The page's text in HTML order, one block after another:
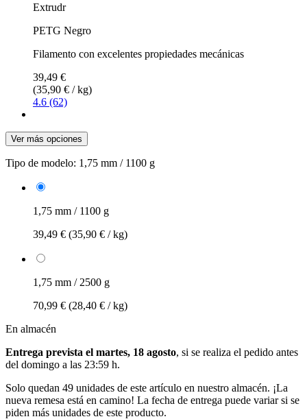
Extrudr
PETG Negro
Filamento con excelentes propiedades mecánicas
39,49 €
(35,90 € / kg)
4.6 (62)
Ver más opciones
Tipo de modelo: 1,75 mm / 1100 g
1,75 mm / 1100 g
39,49 € (35,90 € / kg)
1,75 mm / 2500 g
70,99 € (28,40 € / kg)
En almacén
Entrega prevista el martes, 18 agosto, si se realiza el pedido antes
del domingo a las 23:59 h.
Solo quedan 49 unidades de este artículo en nuestro almacén. ¡La
nueva remesa está en camino! La fecha de entrega puede variar si se
piden más unidades de este producto.